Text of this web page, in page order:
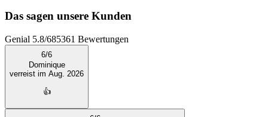
Das sagen unsere Kunden
Genial 5.8/685361 Bewertungen
6/6
Dominique
verreist im Aug. 2026
👍